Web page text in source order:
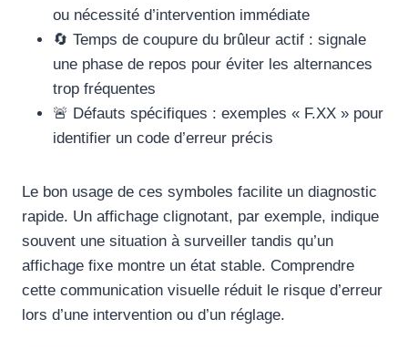
ou nécessité d’intervention immédiate
🔄 Temps de coupure du brûleur actif : signale
une phase de repos pour éviter les alternances
trop fréquentes
🚨 Défauts spécifiques : exemples « F.XX » pour
identifier un code d’erreur précis
Le bon usage de ces symboles facilite un diagnostic
rapide. Un affichage clignotant, par exemple, indique
souvent une situation à surveiller tandis qu’un
affichage fixe montre un état stable. Comprendre
cette communication visuelle réduit le risque d’erreur
lors d’une intervention ou d’un réglage.